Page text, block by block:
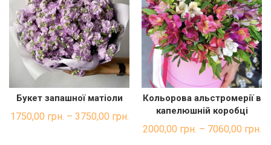
ШВИДКА ПОКУПКА
Букет запашної матіоли
1750,00 грн. – 3750,00 грн.
ШВИДКА ПОКУПКА
Кольорова альстромерії в
капелюшній коробці
2000,00 грн. – 7060,00 грн.